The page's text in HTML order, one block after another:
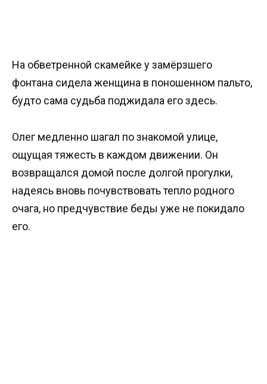
На обветренной скамейке у замёрзшего
фонтана сидела женщина в поношенном пальто,
будто сама судьба поджидала его здесь.
Олег медленно шагал по знакомой улице,
ощущая тяжесть в каждом движении. Он
возвращался домой после долгой прогулки,
надеясь вновь почувствовать тепло родного
очага, но предчувствие беды уже не покидало
его.